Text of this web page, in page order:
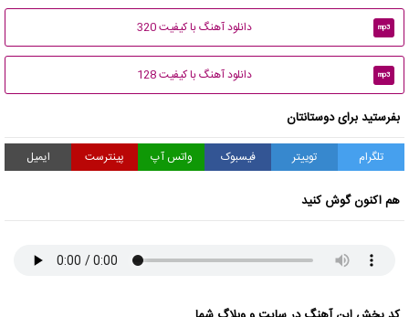
mp3 دانلود آهنگ با کیفیت 320
mp3 دانلود آهنگ با کیفیت 128
بفرستید برای دوستانتان
تلگرام توییتر فیسبوک واتس آپ پینترست ایمیل
هم اکنون گوش کنید